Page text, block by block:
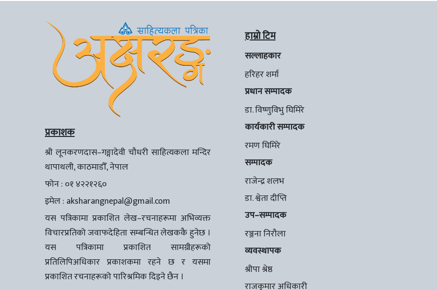
प्रकाशक
श्री लूनकरणदास–गङ्गादेवी चौधरी साहित्यकला मन्दिर
थापाथली, काठमाडौँ, नेपाल
फोन : ०१ ४२२१२६०
इमेल : aksharangnepal@gmail.com
यस पत्रिकामा प्रकाशित लेख–रचनाहरूमा अभिव्यक्त
विचारप्रतिको जवाफदेहिता सम्बन्धित लेखककै हुनेछ ।
यस पत्रिकामा प्रकाशित सामग्रीहरूको
प्रतिलिपिअधिकार प्रकाशकमा रहने छ र यसमा
प्रकाशित रचनाहरूको पारिश्रमिक दिइने छैन ।
हाम्रो टिम
सल्लाहकार
हरिहर शर्मा
प्रधान सम्पादक
डा. विष्णुविभु घिमिरे
कार्यकारी सम्पादक
रमण घिमिरे
सम्पादक
राजेन्द्र शलभ
डा. श्वेता दीप्ति
उप–सम्पादक
रञ्जना निरौला
व्यवस्थापक
श्रीपा श्रेष्ठ
राजकुमार अधिकारी